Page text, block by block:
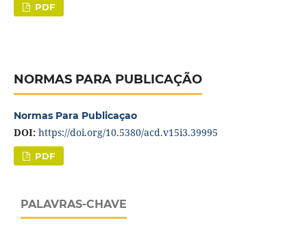
PDF
NORMAS PARA PUBLICAÇÃO
Normas Para Publicaçao
DOI: https://doi.org/10.5380/acd.v15i3.39995
PDF
PALAVRAS-CHAVE